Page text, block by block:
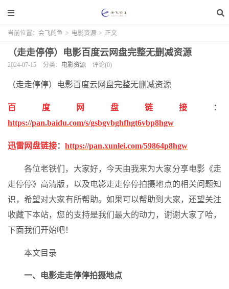
当前位置： 会飞的鱼 > 电影资源 > 正文
（走走停停）电影百度云网盘完整无删减资源
2024-07-15 分类： 电影资源 评论(0)
（走走停停）电影百度云网盘完整无删减资源
百度网盘链接
：
https://pan.baidu.com/s/gsbgvbghfhgt6vbp8hgw
迅雷网盘链接： https://pan.xunlei.com/59864p8hgw
各位老铁们，大家好，今天由我来为大家分享电影《走
走停停》高清版，以及电影走走停停拍摄地点的相关问题知
识，希望对大家有所帮助。如果可以帮助到大家，还望关注
收藏下本站，您的支持是我们最大的动力，谢谢大家了哈，
下面我们开始吧！
本文目录
一、电影走走停停拍摄地点